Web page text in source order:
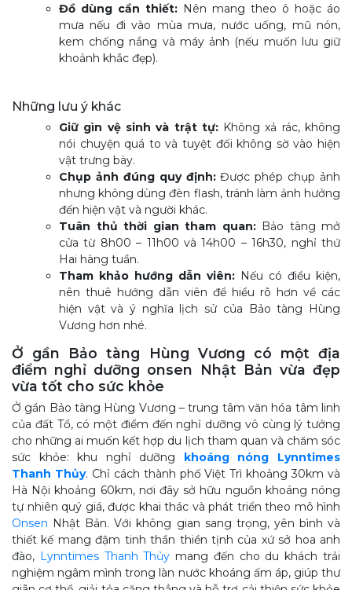
Đồ dùng cần thiết: Nên mang theo ô hoặc áo
mưa nếu đi vào mùa mưa, nước uống, mũ nón,
kem chống nắng và máy ảnh (nếu muốn lưu giữ
khoảnh khắc đẹp).
Những lưu ý khác
Giữ gìn vệ sinh và trật tự:Không xả rác, không
nói chuyện quá to và tuyệt đối không sờ vào hiện
vật trưng bày.
Chụp ảnh đúng quy định:Được phép chụp ảnh
nhưng không dùng đèn flash, tránh làm ảnh hưởng
đến hiện vật và người khác.
Tuân thủ thời gian tham quan:Bảo tàng mở
cửa từ 8h00 – 11h00 và 14h00 – 16h30, nghỉ thứ
Hai hàng tuần.
Tham khảo hướng dẫn viên: Nếu có điều kiện,
nên thuê hướng dẫn viên để hiểu rõ hơn về các
hiện vật và ý nghĩa lịch sử của Bảo tàng Hùng
Vương hơn nhé.
Ở gần Bảo tàng Hùng Vương có một địa
điểm nghỉ dưỡng onsen Nhật Bản vừa đẹp
vừa tốt cho sức khỏe
Ở gần Bảo tàng Hùng Vương – trung tâm văn hóa tâm linh
của đất Tổ, có một điểm đến nghỉ dưỡng vô cùng lý tưởng
cho những ai muốn kết hợp du lịch tham quan và chăm sóc
sức khỏe: khu nghỉ dưỡng khoáng nóng Lynntimes
Thanh Thủy. Chỉ cách thành phố Việt Trì khoảng 30km và
Hà Nội khoảng 60km, nơi đây sở hữu nguồn khoáng nóng
tự nhiên quý giá, được khai thác và phát triển theo mô hình
Onsen Nhật Bản. Với không gian sang trọng, yên bình và
thiết kế mang đậm tinh thần thiền tịnh của xứ sở hoa anh
đào, Lynntimes Thanh Thủy mang đến cho du khách trải
nghiệm ngâm mình trong làn nước khoáng ấm áp, giúp thư